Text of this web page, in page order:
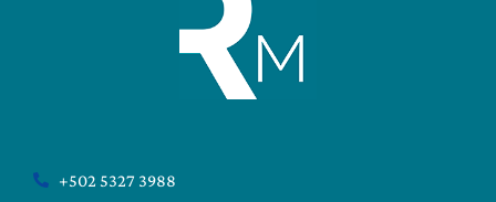
+502 5327 3988